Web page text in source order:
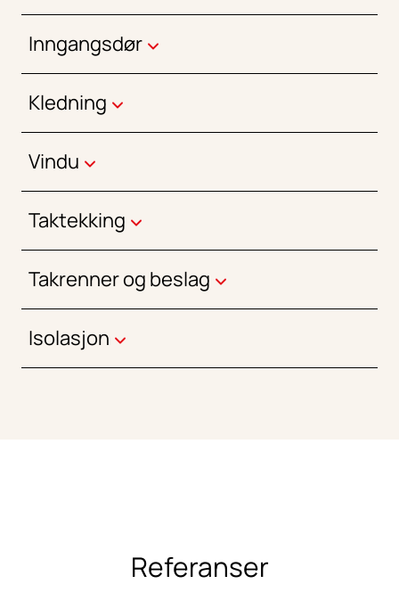
Inngangsdør
Kledning
Vindu
Taktekking
Takrenner og beslag
Isolasjon
Referanser